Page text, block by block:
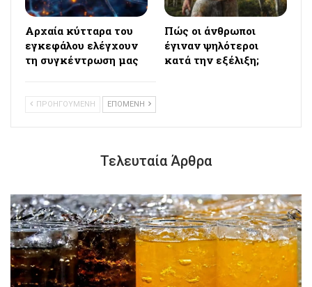
Αρχαία κύτταρα του
εγκεφάλου ελέγχουν
τη συγκέντρωση μας
Πώς οι άνθρωποι
έγιναν ψηλότεροι
κατά την εξέλιξη;
ΠΡΟΗΓΟΥΜΕΝΗ ΕΠΟΜΕΝΗ
Τελευταία Άρθρα